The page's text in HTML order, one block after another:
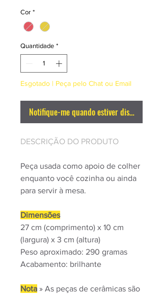
Cor *
Quantidade *
Esgotado | Peça pelo Chat ou Email
Notifique-me quando estiver disponível
DESCRIÇÃO DO PRODUTO
Peça usada como apoio de colher
enquanto você cozinha ou ainda
para servir à mesa.
Dimensões
27 cm (comprimento) x 10 cm
(largura) x 3 cm (altura)
Peso aproximado: 290 gramas
Acabamento: brilhante
Nota » As peças de cerâmicas são